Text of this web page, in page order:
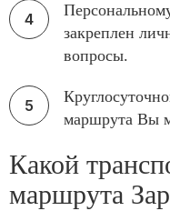
закреплен
вопросы.
маршрута Вы
Какой
маршрута